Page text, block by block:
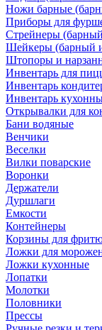
Ножи барные
Приборы для
Стрейнеры
Шейкеры (барный
Штопоры и
Инвентарь для
Инвентарь
Инвентарь
Открывалки для
Бани водяные
Венчики
Веселки
Вилки поварские
Воронки
Держатели
Дуршлаги
Емкости
Контейнеры
Корзины для
Ложки для
Ложки кухонные
Лопатки
Молотки
Половники
Прессы